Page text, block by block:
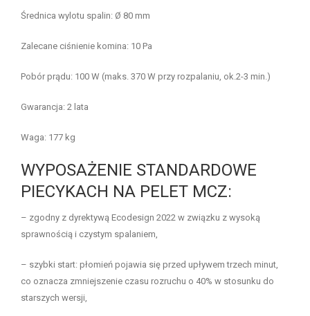
Średnica wylotu spalin: Ø 80 mm
Zalecane ciśnienie komina: 10 Pa
Pobór prądu: 100 W (maks. 370 W przy rozpalaniu, ok.2-3 min.)
Gwarancja: 2 lata
Waga: 177 kg
WYPOSAŻENIE STANDARDOWE
PIECYKACH NA PELET MCZ:
– zgodny z dyrektywą Ecodesign 2022 w związku z wysoką
sprawnością i czystym spalaniem,
– szybki start: płomień pojawia się przed upływem trzech minut,
co oznacza zmniejszenie czasu rozruchu o 40% w stosunku do
starszych wersji,